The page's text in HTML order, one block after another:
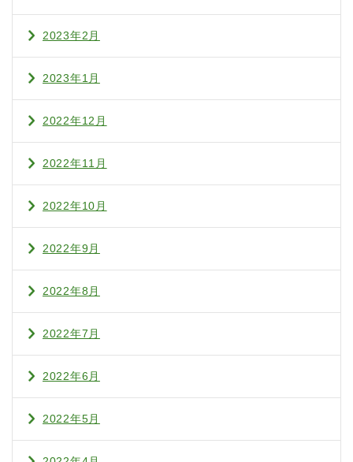
2023年2月
2023年1月
2022年12月
2022年11月
2022年10月
2022年9月
2022年8月
2022年7月
2022年6月
2022年5月